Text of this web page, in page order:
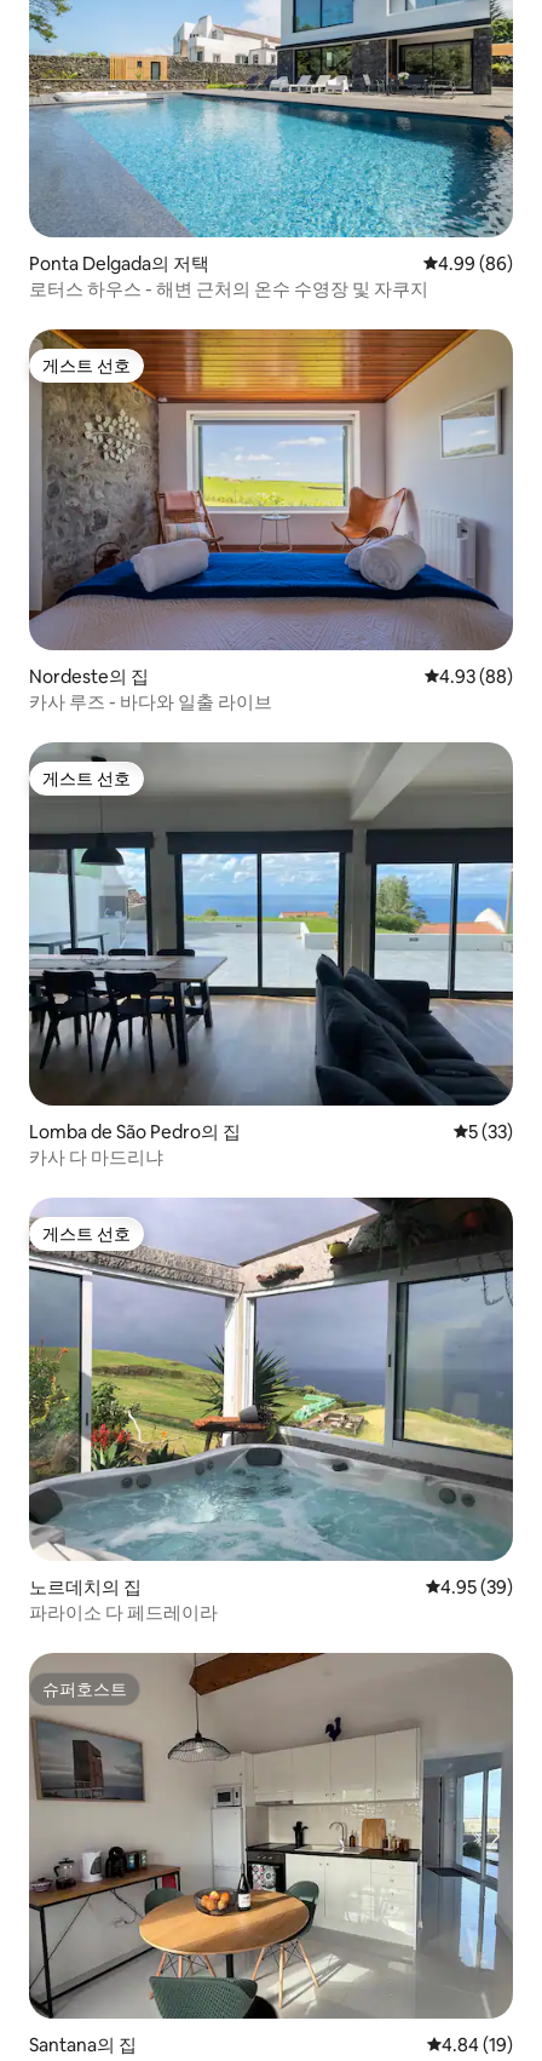
Ponta Delgada의 저택 평점 4.99점(5
4.99 (86)
로터스 하우스 - 해변 근처의 온수 수영장 및 자쿠지
게스트 선호
게스트 선호
Nordeste의 집 평점 4.93점(5
4.93 (88)
카사 루즈 - 바다와 일출 라이브
게스트 선호
게스트 선호
Lomba de São Pedro의 집 평점 5점
5 (33)
카사 다 마드리냐
게스트 선호
게스트 선호
노르데치의 집 평점 4.95점(5
4.95 (39)
파라이소 다 페드레이라
슈퍼호스트
슈퍼호스트
Santana의 집 평점 4.84점(5
4.84 (19)